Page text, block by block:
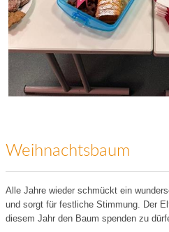
Weihnachtsbaum
Alle Jahre wieder schmückt ein
und sorgt für festliche Stimmung. Der
diesem Jahr den Baum spenden zu